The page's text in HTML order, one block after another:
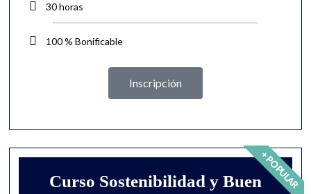
30 horas
100 % Bonificable
Inscripción
Curso Sostenibilidad y Buen+ POPULAR